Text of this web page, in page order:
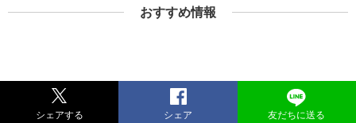
おすすめ情報
シェアする シェア 友だちに送る